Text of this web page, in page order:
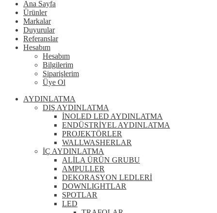
Ana Sayfa
Ürünler
Markalar
Duyurular
Referanslar
Hesabım
Hesabım
Bilgilerim
Siparişlerim
Üye Ol
AYDINLATMA
DIŞ AYDINLATMA
İNOLED LED AYDINLATMA
ENDÜSTRİYEL AYDINLATMA
PROJEKTÖRLER
WALLWASHERLAR
İÇ AYDINLATMA
ALİLA ÜRÜN GRUBU
AMPULLER
DEKORASYON LEDLERİ
DOWNLIGHTLAR
SPOTLAR
LED